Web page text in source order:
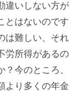
違いしない方が
とはないのです
は難しい、それ
労所得があるの
今のところ、
より多くの年金